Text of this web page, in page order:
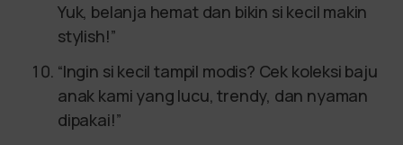
Yuk, belanja hemat dan bikin si kecil makin
stylish!”
“Ingin si kecil tampil modis? Cek koleksi baju
anak kami yang lucu, trendy, dan nyaman
dipakai!”